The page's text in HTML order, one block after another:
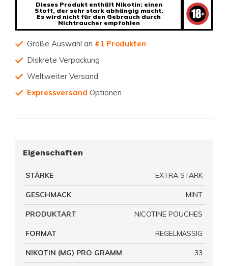
Dieses Produkt enthält Nikotin: einen
Stoff, der sehr stark abhängig macht.
Es wird nicht für den Gebrauch durch
Nichtraucher empfohlen
Große Auswahl an #1 Produkten
Diskrete Verpackung
Weltweiter Versand
Expressversand Optionen
Eigenschaften
STÄRKE EXTRA STARK
GESCHMACK MINT
PRODUKTART NICOTINE POUCHES
FORMAT REGELMÄSSIG
NIKOTIN (MG) PRO GRAMM 33